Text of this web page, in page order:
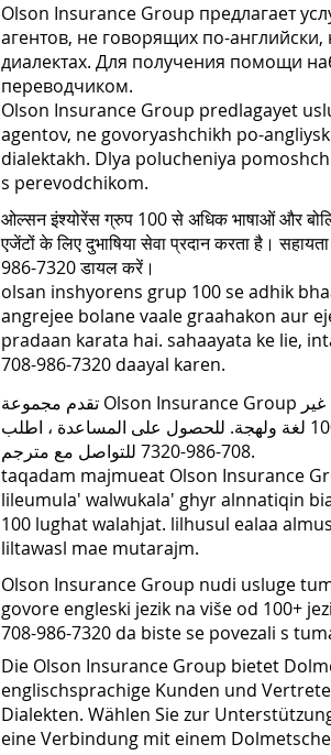
Olson Insurance Group предлагает
агентов, не говорящих по-
диалектах. Для получения помощи
переводчиком.
Olson Insurance Group predlagayet
agentov, ne govoryashchikh po-
dialektakh. Dlya polucheniya
s perevodchikom.
ओल्सन इंश्योरेंस ग्रुप 100 से अधिक भाषाओं और
एजेंटों के लिए दुभाषिया सेवा प्रदान करता है।
986-7320 डायल करें।
olsan inshyorens grup 100 se adhik
angrejee bolane vaale graahakon aur
pradaan karata hai. sahaayata ke lie,
708-986-7320 daayal karen.
تقدم مجموعة Olson Insurance Group خدمة المترجم الفوري للعملاء والوكلاء غير
الناطقين باللغة الإنجليزية بأكثر من 100 لغة ولهجة. للحصول على المساعدة ، اطلب
708-986-7320 للتواصل مع مترجم.
taqadam majmueat Olson Insurance
lileumula' walwukala' ghyr alnnatiqin
100 lughat walahjat. lilhusul ealaa
liltawasl mae mutarajm.
Olson Insurance Group nudi usluge
govore engleski jezik na više od 100+
708-986-7320 da biste se povezali s
Die Olson Insurance Group bietet
englischsprachige Kunden und
Dialekten. Wählen Sie zur
eine Verbindung mit einem